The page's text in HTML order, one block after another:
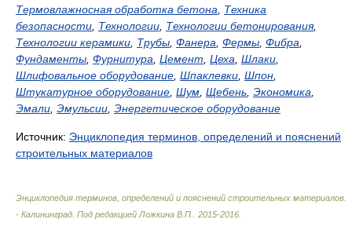
Термовлажносная обработка бетона
Техника
безопасности Технологии Технологии бетонирования,
Технологии керамики Трубы Фанера Фермы Фибра
Фундаменты Фурнитура Цемент Цеха Шлаки
Шлифовальное оборудование Шпаклевки Шпон
Штукатурное оборудование Шум Щебень Экономика
Эмали Эмульсии Энергетическое оборудование
Источник: Энциклопедия терминов, определений и пояснений
строительных материалов
Энциклопедия терминов, определений и пояснений строительных материалов.
- Калининград Под редакцией Ложкина В.П. 2015-2016